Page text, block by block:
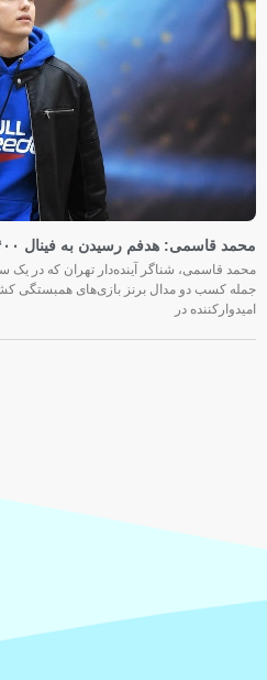
محمد قاسمی: هدفم رسیدن به فینال ۴۰۰ متر بازی‌های آسیایی ناگویاست
محمد قاسمی، شناگر آینده‌دار تهران که در یک
جمله کسب دو مدال برنز بازی‌های همبستگی
امیدوارکننده در